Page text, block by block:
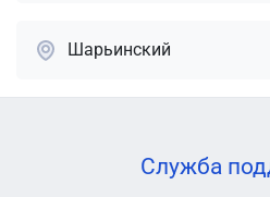
Шарьинский
Служба